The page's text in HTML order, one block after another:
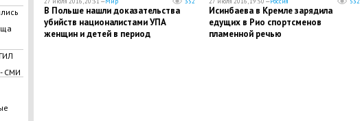
СМИ
В Польше нашли доказательства
убийств националистами УПА
женщин и детей в период
Исинбаева в Кремле зарядила
едущих в Рио спортсменов
пламенной речью